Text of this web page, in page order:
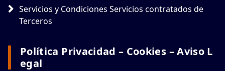
Servicios y Condiciones Servicios contratados de
Terceros
Política Privacidad – Cookies – Aviso L
Egal